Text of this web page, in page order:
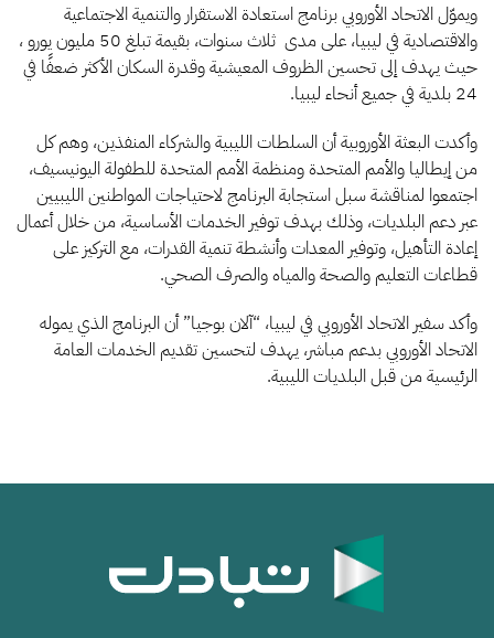
ويموّل الاتحاد الأوروبي برنامج استعادة الاستقرار والتنمية الاجتماعية
والاقتصادية في ليبيا، على مدى ثلاث سنوات، بقيمة تبلغ 50 مليون يورو ،
حيث يهدف إلى تحسين الظروف المعيشية وقدرة السكان الأكثر ضعفًا في
24 بلدية في جميع أنحاء ليبيا.
وأكدت البعثة الأوروبية أن السلطات الليبية والشركاء المنفذين، وهم كل
من إيطاليا والأمم المتحدة ومنظمة الأمم المتحدة للطفولة اليونيسيف،
اجتمعوا لمناقشة سبل استجابة البرنامج لاحتياجات المواطنين الليبيين
عبر دعم البلديات، وذلك بهدف توفير الخدمات الأساسية، من خلال أعمال
إعادة التأهيل، وتوفير المعدات وأنشطة تنمية القدرات، مع التركيز على
قطاعات التعليم والصحة والمياه والصرف الصحي.
وأكد سفير الاتحاد الأوروبي في ليبيا، “آلان بوجيا” أن البرنامج الذي يموله
الاتحاد الأوروبي بدعم مباشر، يهدف لتحسين تقديم الخدمات العامة
الرئيسية من قبل البلديات الليبية.